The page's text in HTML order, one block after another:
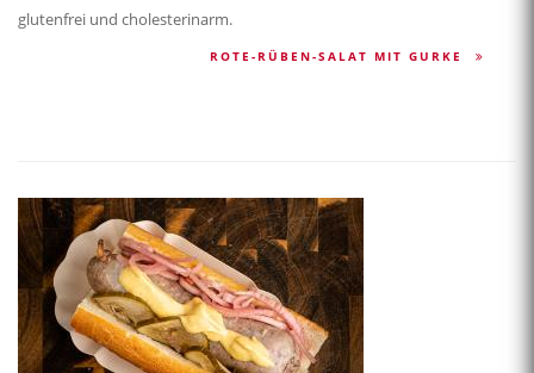
glutenfrei und cholesterinarm.
ROTE-RÜBEN-SALAT MIT GURKE